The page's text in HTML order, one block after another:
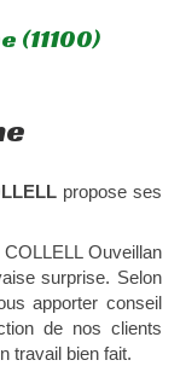
(11100)
propose ses
Ouveillan
surprise. Selon
apporter conseil
de nos clients
travail bien fait.